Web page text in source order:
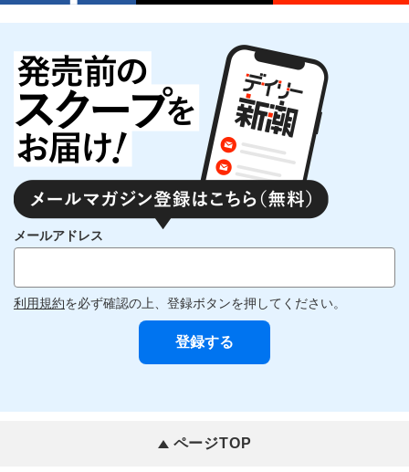
メールアドレス
利用規約を必ず確認の上、登録ボタンを押してください。
ページTOP